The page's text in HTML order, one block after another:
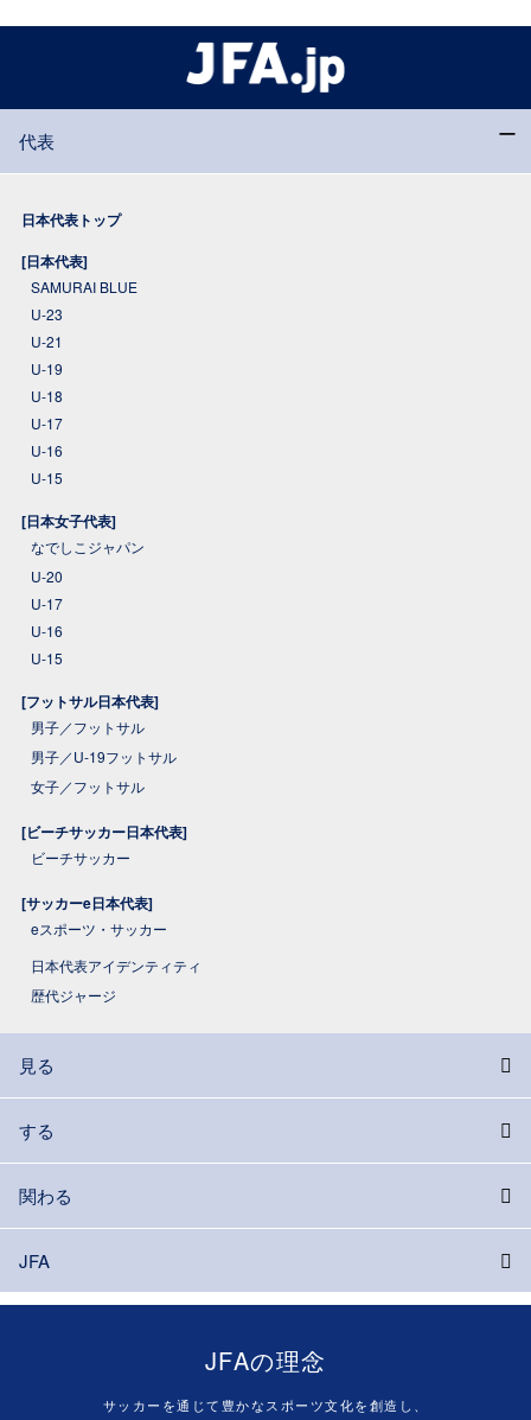
代表
日本代表トップ
[日本代表]
SAMURAI BLUE
U-23
U-21
U-19
U-18
U-17
U-16
U-15
[日本女子代表]
なでしこジャパン
U-20
U-17
U-16
U-15
[フットサル日本代表]
男子／フットサル
男子／U-19フットサル
女子／フットサル
[ビーチサッカー日本代表]
ビーチサッカー
[サッカーe日本代表]
eスポーツ・サッカー
日本代表アイデンティティ
歴代ジャージ
見る
する
関わる
JFA
JFAの理念
サッカーを通じて豊かなスポーツ文化を創造し、